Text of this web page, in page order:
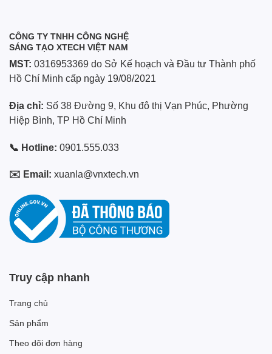
CÔNG TY TNHH CÔNG NGHỆ
SÁNG TẠO XTECH VIỆT NAM
MST: 0316953369 do Sở Kế hoạch và Đầu tư Thành phố
Hồ Chí Minh cấp ngày 19/08/2021
Địa chỉ: Số 38 Đường 9, Khu đô thị Vạn Phúc, Phường
Hiệp Bình, TP Hồ Chí Minh
📞 Hotline: 0901.555.033
✉️ Email: xuanla@vnxtech.vn
Truy cập nhanh
Trang chủ
Sản phẩm
Theo dõi đơn hàng